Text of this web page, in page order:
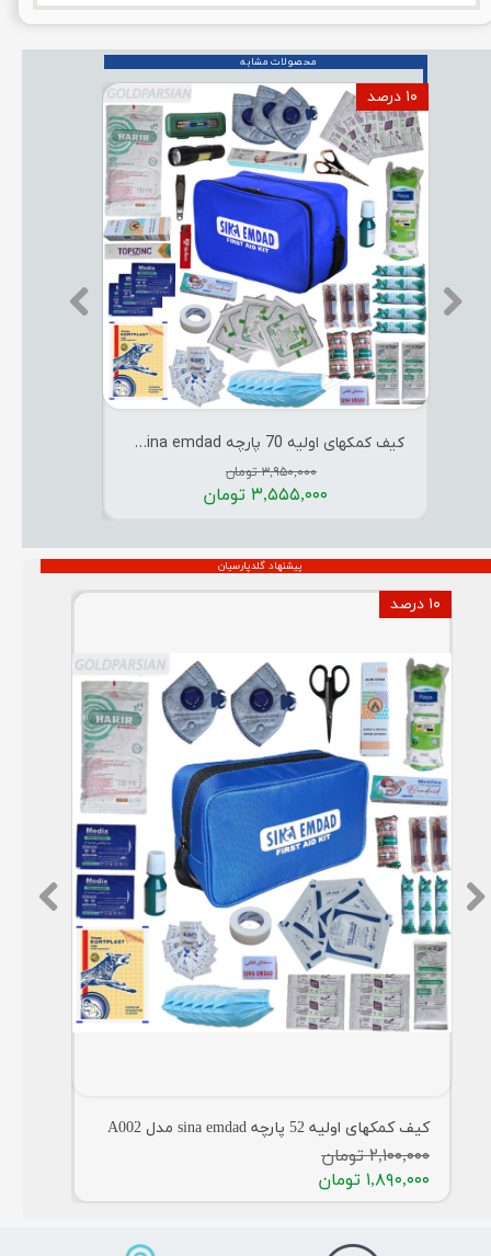
محصولات مشابه
۱۰ درصد
مجموعه ابزار 21 پارچه sina emdad مدل CA002
کیف کمکهای اولیه 52 پارچه sina emdad مدل A002